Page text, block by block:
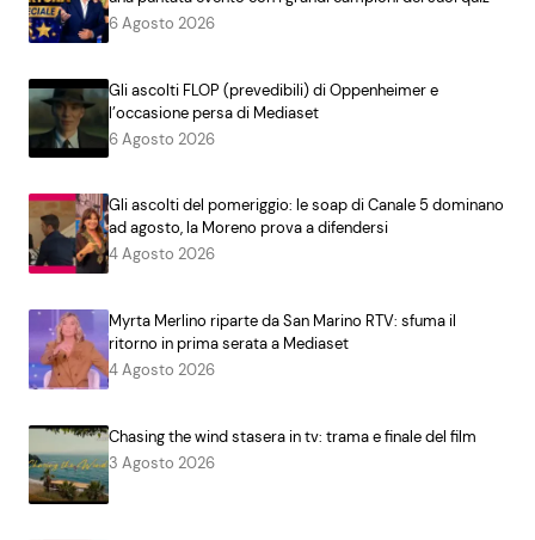
6 Agosto 2026
Gli ascolti FLOP (prevedibili) di Oppenheimer e
l’occasione persa di Mediaset
6 Agosto 2026
Gli ascolti del pomeriggio: le soap di Canale 5 dominano
ad agosto, la Moreno prova a difendersi
4 Agosto 2026
Myrta Merlino riparte da San Marino RTV: sfuma il
ritorno in prima serata a Mediaset
4 Agosto 2026
Chasing the wind stasera in tv: trama e finale del film
3 Agosto 2026